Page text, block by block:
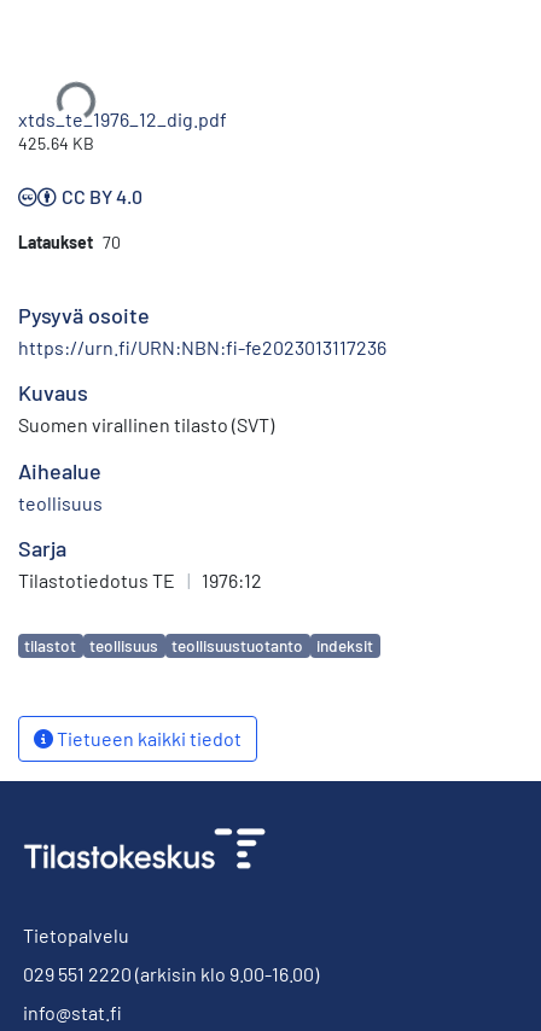
Ladataan...
xtds_te_1976_12_dig.pdf
425.64 KB
CC BY 4.0
Lataukset 70
Pysyvä osoite
https://urn.fi/URN:NBN:fi-fe2023013117236
Kuvaus
Suomen virallinen tilasto (SVT)
Aihealue
teollisuus
Sarja
Tilastotiedotus TE | 1976:12
Avainsanat
tilastot teollisuus teollisuustuotanto indeksit
Tietueen kaikki tiedot
Tietopalvelu
029 551 2220 (arkisin klo 9.00-16.00)
info@stat.fi